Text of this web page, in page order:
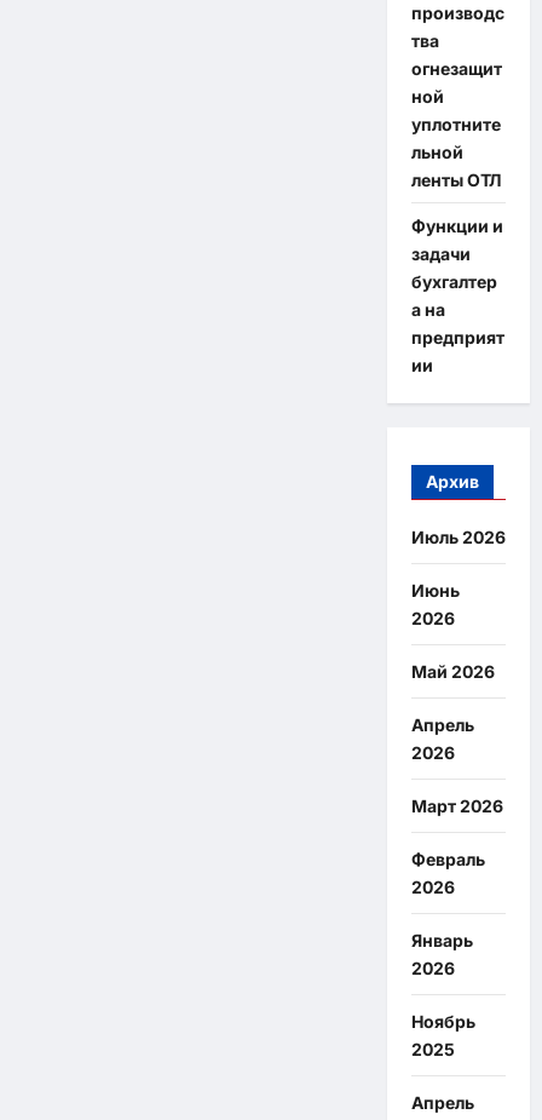
производс
тва
огнезащит
ной
уплотните
льной
ленты ОТЛ
Функции и
задачи
бухгалтер
а на
предприят
ии
Архив
Июль 2026
Июнь
2026
Май 2026
Апрель
2026
Март 2026
Февраль
2026
Январь
2026
Ноябрь
2025
Апрель